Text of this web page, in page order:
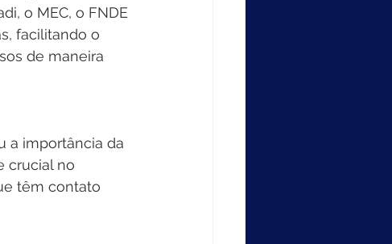
o MEC, o FNDE
facilitando o
de maneira
a importância da
crucial no
têm contato